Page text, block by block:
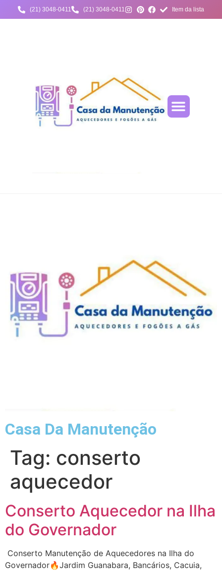
(21) 3048-0411 (21) 3048-0411 Item da lista
Casa Da Manutenção
Tag: conserto
aquecedor
Conserto Aquecedor na Ilha
do Governador
Conserto Manutenção de Aquecedores na Ilha do
Governador🔥Jardim Guanabara, Bancários, Cacuia,